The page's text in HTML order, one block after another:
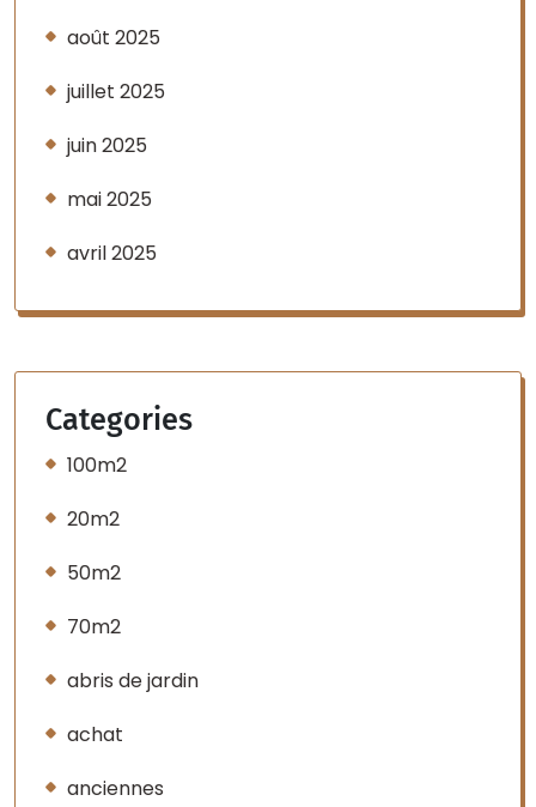
août 2025
juillet 2025
juin 2025
mai 2025
avril 2025
Categories
100m2
20m2
50m2
70m2
abris de jardin
achat
anciennes